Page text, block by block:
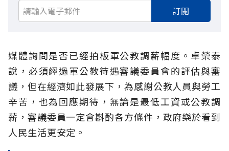
訂閱
媒體詢問是否已經拍板軍公教調薪幅度。卓榮泰
說，必須經過軍公教待遇審議委員會的評估與審
議，但在經濟如此發展下，為感謝公教人員與勞工
辛苦，也為回應期待，無論是最低工資或公教調
薪，審議委員一定會斟酌各方條件，政府樂於看到
人民生活更安定。